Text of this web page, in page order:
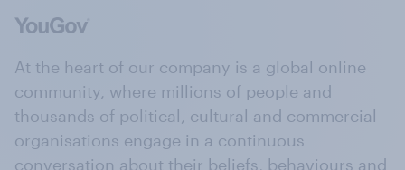
At the heart of our company is a global online
community, where millions of people and
thousands of political, cultural and commercial
organisations engage in a continuous
conversation about their beliefs, behaviours and